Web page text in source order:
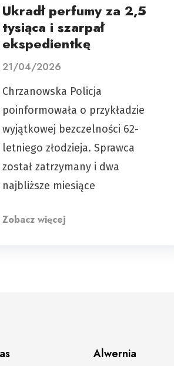
Ukradł perfumy za 2,5
tysiąca i szarpał
ekspedientkę
21/04/2026
Chrzanowska Policja
poinformowała o przykładzie
wyjątkowej bezczelności 62-
letniego złodzieja. Sprawca
został zatrzymany i dwa
najbliższe miesiące
Zobacz więcej
Alwernia